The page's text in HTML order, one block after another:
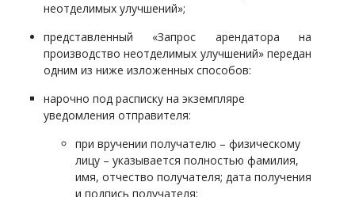
неотделимых улучшений»;
представленный «Запрос арендатора на
производство неотделимых улучшений» передан
одним из ниже изложенных способов:
нарочно под расписку на экземпляре
уведомления отправителя:
при вручении получателю – физическому
лицу – указывается полностью фамилия,
имя, отчество получателя; дата получения
и подпись получателя;